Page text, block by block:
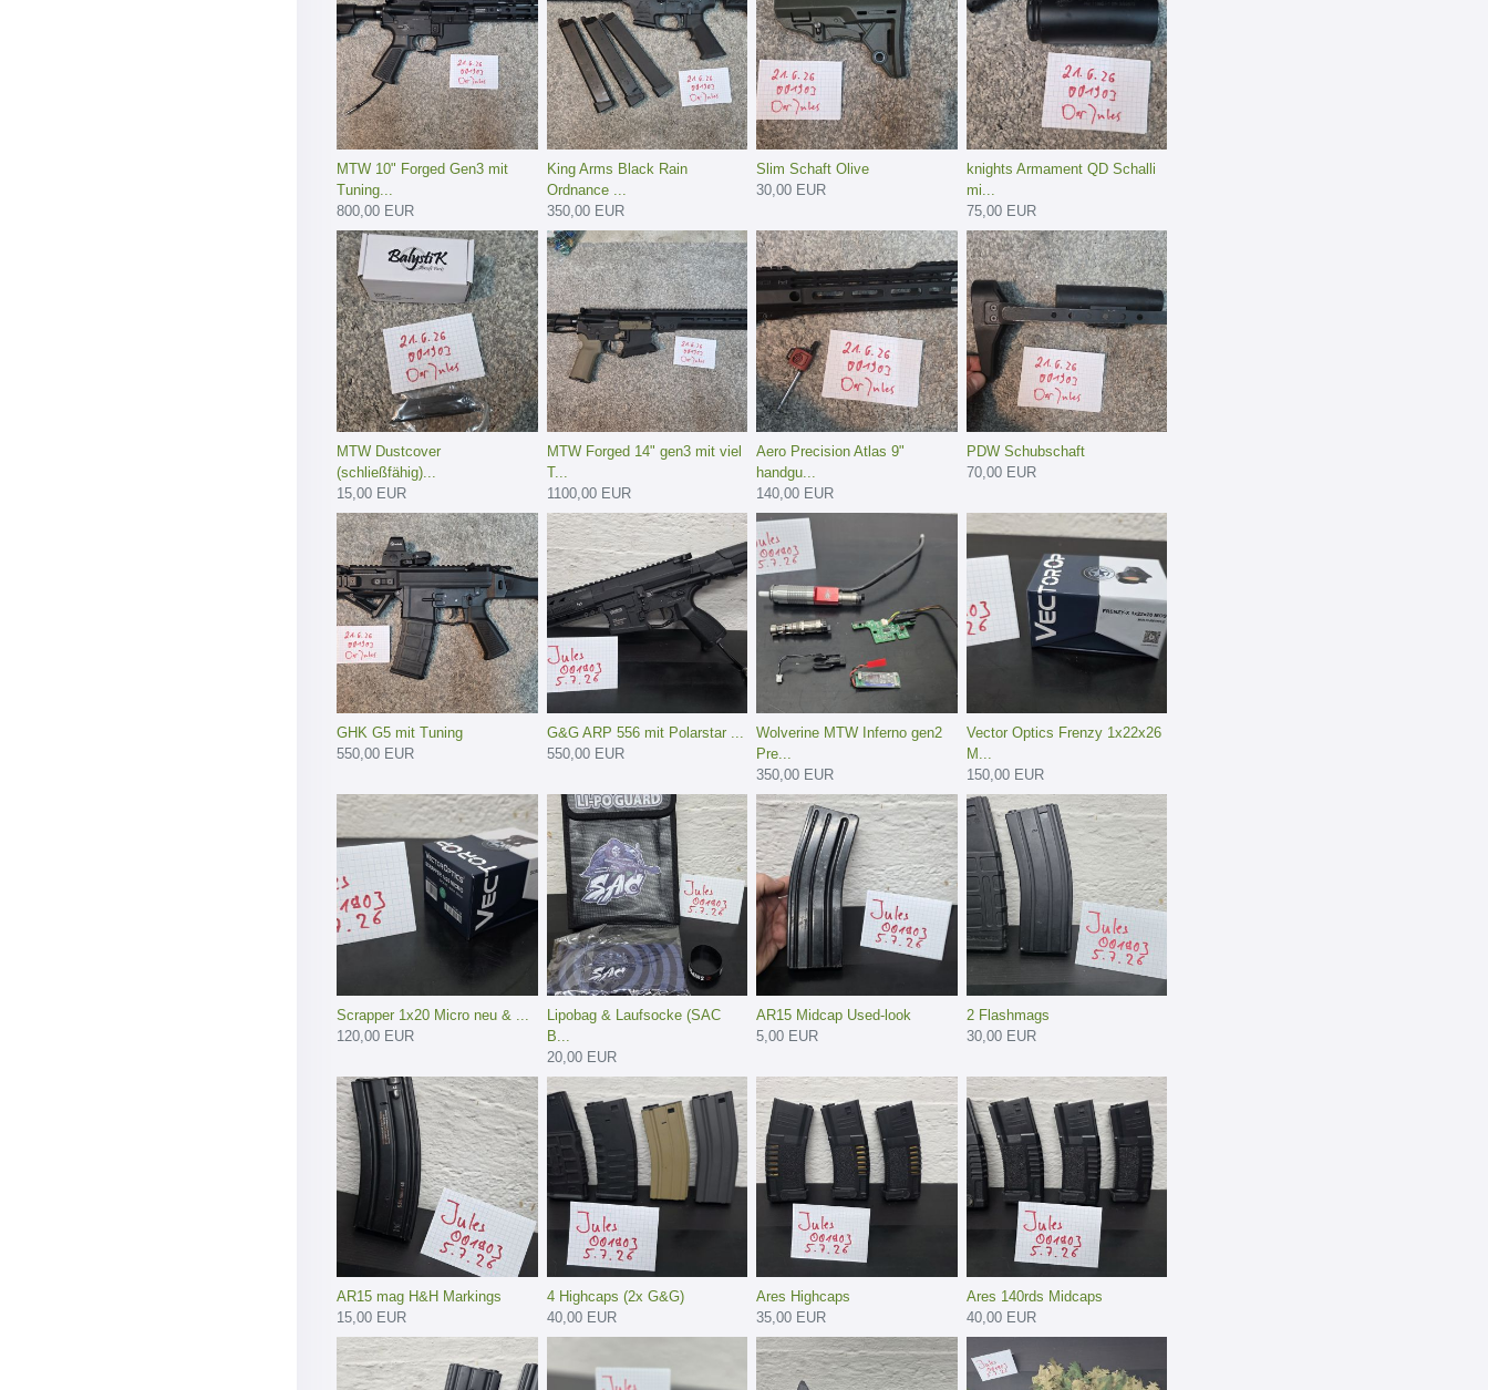
MTW 10" Forged Gen3 mit
Tuning...
800,00 EUR
King Arms Black Rain
Ordnance ...
350,00 EUR
Slim Schaft Olive
30,00 EUR
knights Armament QD Schalli
mi...
75,00 EUR
MTW Dustcover
(schließfähig)...
15,00 EUR
MTW Forged 14" gen3 mit viel
T...
1100,00 EUR
Aero Precision Atlas 9"
handgu...
140,00 EUR
PDW Schubschaft
70,00 EUR
GHK G5 mit Tuning
550,00 EUR
G&G ARP 556 mit Polarstar ...
550,00 EUR
Wolverine MTW Inferno gen2
Pre...
350,00 EUR
Vector Optics Frenzy 1x22x26
M...
150,00 EUR
Scrapper 1x20 Micro neu & ...
120,00 EUR
Lipobag & Laufsocke (SAC
B...
20,00 EUR
AR15 Midcap Used-look
5,00 EUR
2 Flashmags
30,00 EUR
AR15 mag H&H Markings
15,00 EUR
4 Highcaps (2x G&G)
40,00 EUR
Ares Highcaps
35,00 EUR
Ares 140rds Midcaps
40,00 EUR